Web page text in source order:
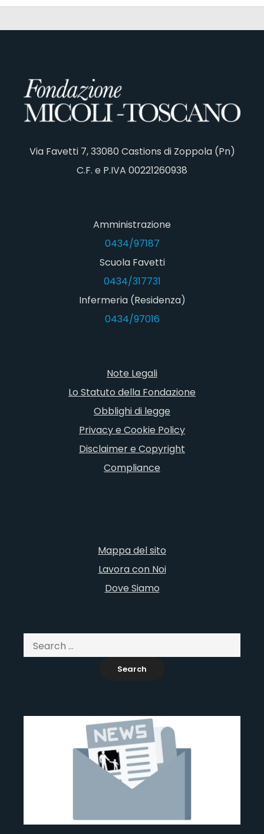
Via Favetti 7, 33080 Castions di Zoppola (Pn)
C.F. e P.IVA 00221260938
Amministrazione
0434/97187
Scuola Favetti
0434/317731
Infermeria (Residenza)
0434/97016
Note Legali
Lo Statuto della Fondazione
Obblighi di legge
Privacy e Cookie Policy
Disclaimer e Copyright
Compliance
Mappa del sito
Lavora con Noi
Dove Siamo